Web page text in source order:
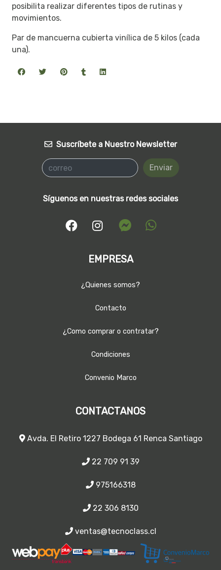
posibilita realizar diferentes tipos de rutinas y
movimientos.
Par de mancuerna cubierta vinílica de 5 kilos (cada
una).
Suscríbete a Nuestro Newsletter
Enviar
Síguenos en nuestras redes sociales
EMPRESA
¿Quienes somos?
Contacto
¿Como comprar o contratar?
Condiciones
Convenio Marco
CONTACTANOS
Avda. El Retiro 1227 Bodega 61 Renca Santiago
22 709 91 39
975166318
22 306 8130
ventas@tecnoclass.cl